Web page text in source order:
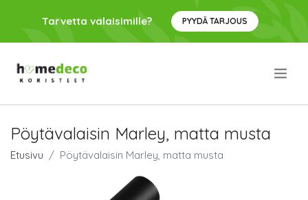
Tarvetta valaisimille? PYYDÄ TARJOUS
Pöytävalaisin Marley, matta musta
Etusivu Pöytävalaisin Marley, matta musta